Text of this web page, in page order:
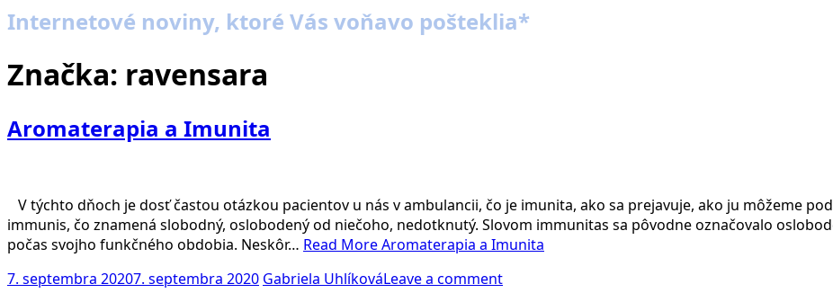
Internetové noviny, ktoré Vás voňavo pošteklia*
Značka: ravensara
Aromaterapia a Imunita
V týchto dňoch je dosť častou otázkou pacientov u nás v ambulancii, čo je imunita, ako sa prejavuje, ako ju môžeme
immunis, čo znamená slobodný, oslobodený od niečoho, nedotknutý. Slovom immunitas sa pôvodne označovalo
počas svojho funkčného obdobia. Neskôr… Read MoreAromaterapia a Imunita
7. septembra 20207. septembra 2020 Gabriela UhlíkováLeave a comment